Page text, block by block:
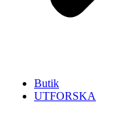
Butik
UTFORSKA